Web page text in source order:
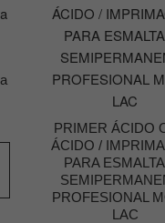
Este
PRIMER ÁCIDO
ÁCIDO /
PARA
PROFESIONAL
LAC